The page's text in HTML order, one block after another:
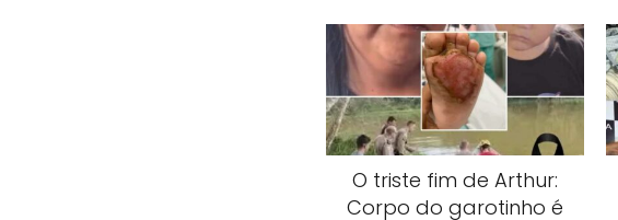
O triste fim de Arthur:
Corpo do garotinho é